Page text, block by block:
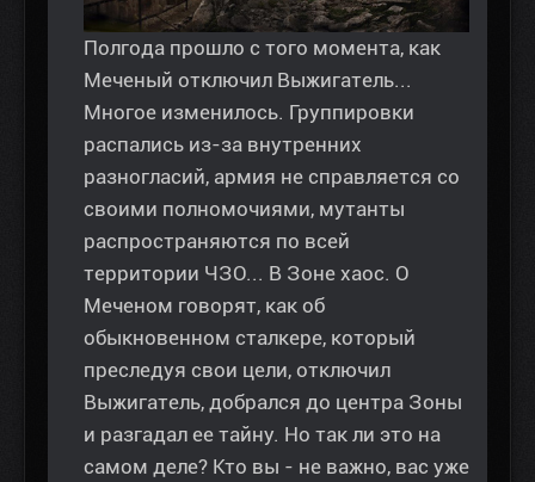
Полгода прошло с того момента, как
Меченый отключил Выжигатель...
Многое изменилось. Группировки
распались из-за внутренних
разногласий, армия не справляется со
своими полномочиями, мутанты
распространяются по всей
территории ЧЗО... В Зоне хаос. О
Меченом говорят, как об
обыкновенном сталкере, который
преследуя свои цели, отключил
Выжигатель, добрался до центра Зоны
и разгадал ее тайну. Но так ли это на
самом деле? Кто вы - не важно, вас уже